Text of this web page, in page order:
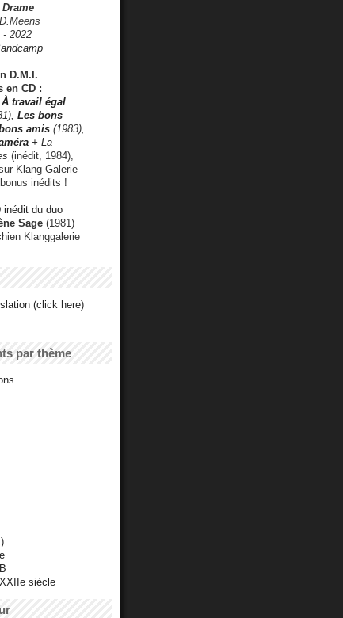
- 2022
D.M.I.
en CD :
À travail égal
Les bons
amis (1983),
+ La
(inédit, 1984),
Klang Galerie
inédits !
inédit du duo
Sage (1981)
Klanggalerie
(click here)
par thème
siècle